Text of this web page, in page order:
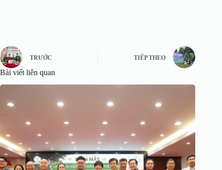
TRƯỚC TIẾP THEO
Bài viết liên quan